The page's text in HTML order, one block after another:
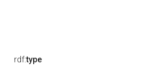
rdf:type